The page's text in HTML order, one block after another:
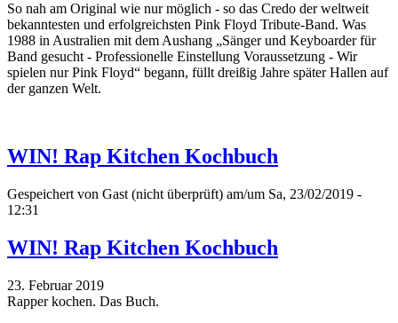
So nah am Original wie nur möglich - so das Credo der weltweit
bekanntesten und erfolgreichsten Pink Floyd Tribute-Band. Was
1988 in Australien mit dem Aushang „Sänger und Keyboarder für
Band gesucht - Professionelle Einstellung Voraussetzung - Wir
spielen nur Pink Floyd“ begann, füllt dreißig Jahre später Hallen auf
der ganzen Welt.
WIN! Rap Kitchen Kochbuch
Gespeichert von Gast (nicht überprüft) am/um Sa, 23/02/2019 -
12:31
WIN! Rap Kitchen Kochbuch
23. Februar 2019
Rapper kochen. Das Buch.